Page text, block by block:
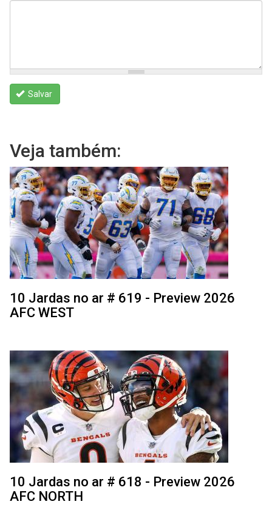
Salvar
Veja também:
10 Jardas no ar # 619 - Preview 2026
AFC WEST
10 Jardas no ar # 618 - Preview 2026
AFC NORTH